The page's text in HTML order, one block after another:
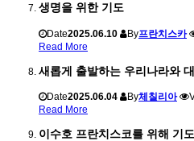
생명을 위한 기도
Date2025.06.10 By프란치스카
Read More
새롭게 출발하는 우리나라와
Date2025.06.04 By체칠리아
Read More
이수호 프란치스코를 위해 기